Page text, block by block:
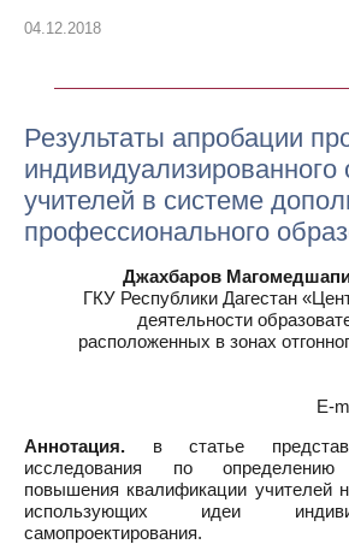
04.12.2018
Результаты апробации
индивидуализированного
учителей в системе
профессионального
Джахбаров
ГКУ Республики Дагестан
деятельности
расположенных в зонах
E-
Аннотация. в статье
исследования по определению
повышения квалификации учителей
использующих идеи
самопроектирования.